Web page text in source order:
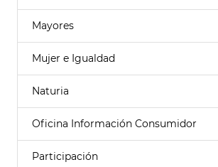
Mayores
Mujer e Igualdad
Naturia
Oficina Información Consumidor
Participación